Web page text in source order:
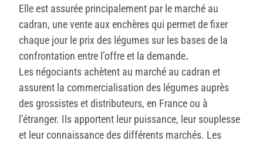
Elle est assurée principalement par le marché au
cadran, une vente aux enchères qui permet de fixer
chaque jour le prix des légumes sur les bases de la
confrontation entre l’offre et la demande.
Les négociants achètent au marché au cadran et
assurent la commercialisation des légumes auprès
des grossistes et distributeurs, en France ou à
l’étranger. Ils apportent leur puissance, leur souplesse
et leur connaissance des différents marchés. Les